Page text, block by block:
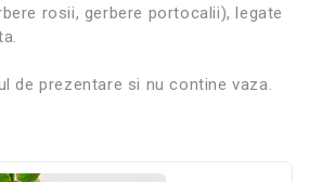
rosii, gerbere portocalii), legate
de prezentare si nu contine vaza.